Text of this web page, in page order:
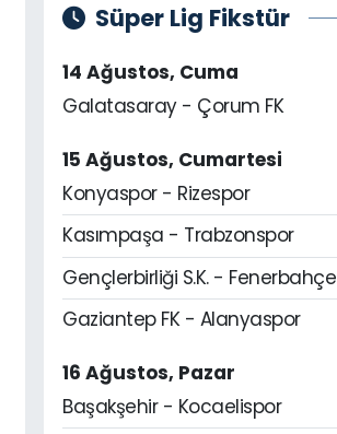
Süper Lig Fikstür
14 Ağustos, Cuma
Galatasaray - Çorum FK
15 Ağustos, Cumartesi
Konyaspor - Rizespor
Kasımpaşa - Trabzonspor
Gençlerbirliği S.K. - Fenerbahçe
Gaziantep FK - Alanyaspor
16 Ağustos, Pazar
Başakşehir - Kocaelispor